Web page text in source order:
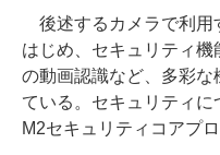
後述するカメラで利用
はじめ、セキュリティ
の動画認識など、多彩
ている。セキュリティに
M2セキュリティコアプ